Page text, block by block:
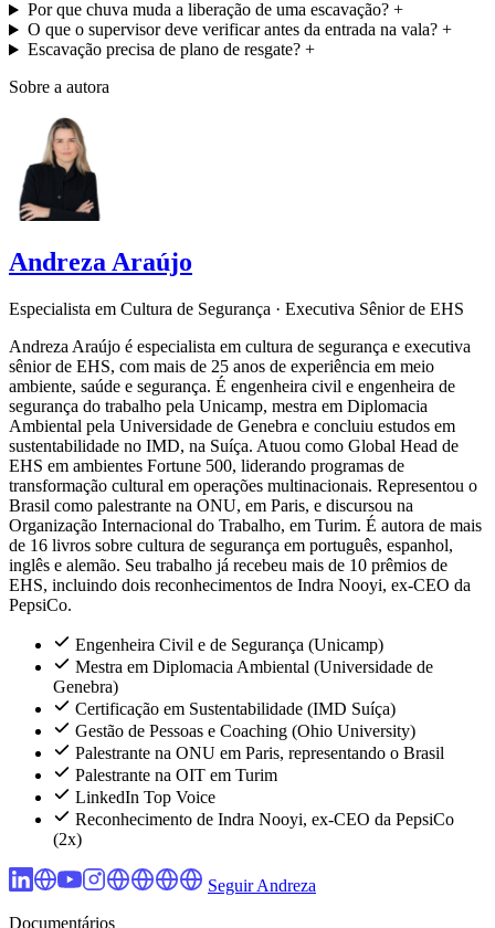
Por que chuva muda a liberação de uma escavação?+
O que o supervisor deve verificar antes da entrada na vala?+
Escavação precisa de plano de resgate?+
Sobre a autora
Andreza Araújo
Especialista em Cultura de Segurança · Executiva Sênior de EHS
Andreza Araújo é especialista em cultura de segurança e executiva
sênior de EHS, com mais de 25 anos de experiência em meio
ambiente, saúde e segurança. É engenheira civil e engenheira de
segurança do trabalho pela Unicamp, mestra em Diplomacia
Ambiental pela Universidade de Genebra e concluiu estudos em
sustentabilidade no IMD, na Suíça. Atuou como Global Head de
EHS em ambientes Fortune 500, liderando programas de
transformação cultural em operações multinacionais. Representou o
Brasil como palestrante na ONU, em Paris, e discursou na
Organização Internacional do Trabalho, em Turim. É autora de mais
de 16 livros sobre cultura de segurança em português, espanhol,
inglês e alemão. Seu trabalho já recebeu mais de 10 prêmios de
EHS, incluindo dois reconhecimentos de Indra Nooyi, ex-CEO da
PepsiCo.
Engenheira Civil e de Segurança (Unicamp)
Mestra em Diplomacia Ambiental (Universidade de
Genebra)
Certificação em Sustentabilidade (IMD Suíça)
Gestão de Pessoas e Coaching (Ohio University)
Palestrante na ONU em Paris, representando o Brasil
Palestrante na OIT em Turim
LinkedIn Top Voice
Reconhecimento de Indra Nooyi, ex-CEO da PepsiCo
(2x)
Seguir Andreza
Documentários